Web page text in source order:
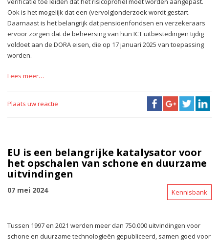
Ook is het mogelijk dat een (vervolg)onderzoek wordt gestart.
Daarnaast is het belangrijk dat pensioenfondsen en verzekeraars
ervoor zorgen dat de beheersing van hun ICT uitbestedingen tijdig
voldoet aan de DORA eisen, die op 17 januari 2025 van toepassing
worden.
Lees meer…
Plaats uw reactie
EU is een belangrijke katalysator voor
het opschalen van schone en duurzame
uitvindingen
07 mei 2024 Kennisbank
Tussen 1997 en 2021 werden meer dan 750.000 uitvindingen voor
schone en duurzame technologieën gepubliceerd, samen goed voor